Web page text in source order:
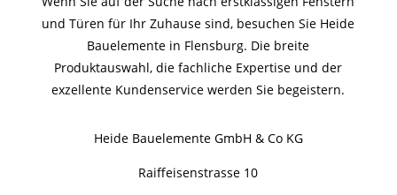
und Türen für Ihr Zuhause sind, besuchen Sie Heide
Bauelemente in Flensburg. Die breite
Produktauswahl, die fachliche Expertise und der
exzellente Kundenservice werden Sie begeistern.
Heide Bauelemente GmbH & Co KG
Raiffeisenstrasse 10